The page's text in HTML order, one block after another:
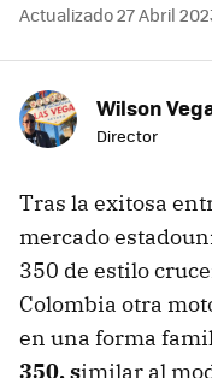
Actualizado 27 Abril
Wilson
Director
Tras la exitosa
mercado
350 de estilo
Colombia otra
en una forma
350, similar al